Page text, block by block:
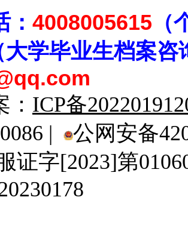
4008005615
大学毕业生档案咨
ICP备
|
公网安备
证字[2023]第